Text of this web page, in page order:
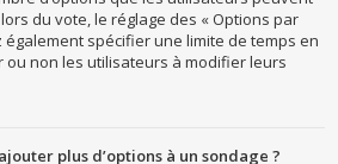
du vote, le réglage des « Options par
spécifier une limite de temps en
non les utilisateurs à modifier leurs
plus d’options à un sondage ?